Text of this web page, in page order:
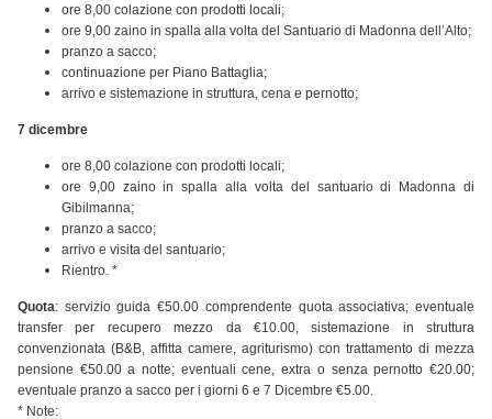
ore 8,00 colazione con prodotti locali;
ore 9,00 zaino in spalla alla volta del Santuario di Madonna dell’Alto;
pranzo a sacco;
continuazione per Piano Battaglia;
arrivo e sistemazione in struttura, cena e pernotto;
​7 dicembre
ore 8,00 colazione con prodotti locali;
ore 9,00 zaino in spalla alla volta del santuario di Madonna di
Gibilmanna;
pranzo a sacco;
arrivo e visita del santuario;
Rientro. *
Quota: servizio guida €50.00 comprendente quota associativa; eventuale
transfer per recupero mezzo da €10.00, sistemazione in struttura
convenzionata (B&B, affitta camere, agriturismo) con trattamento di mezza
pensione €50.00 a notte; eventuali cene, extra o senza pernotto €20.00;
eventuale pranzo a sacco per i giorni 6 e 7 Dicembre €5.00.
* Note: